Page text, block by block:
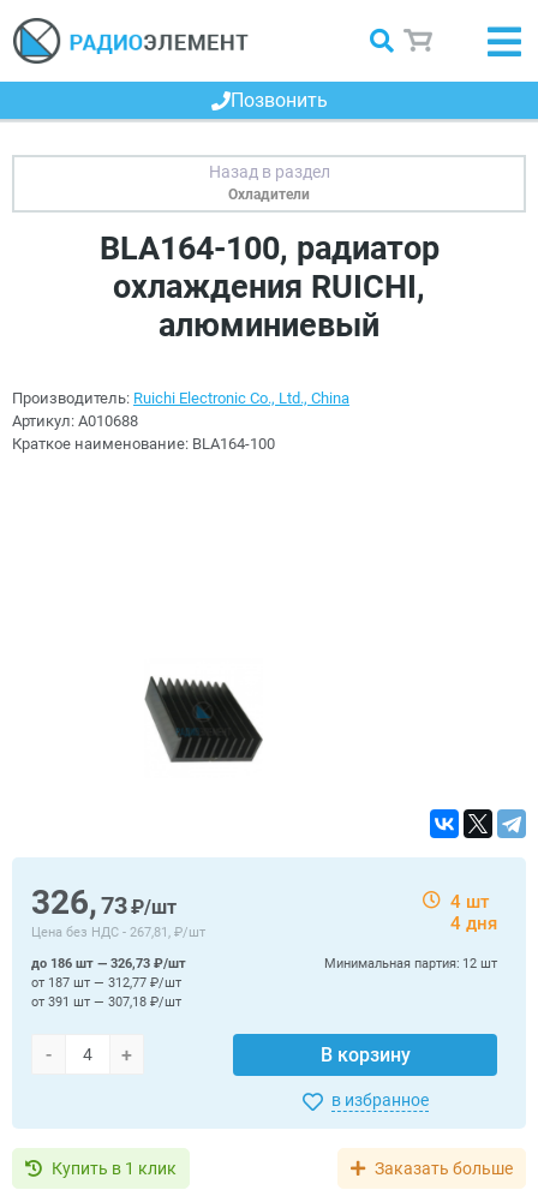
Позвонить
Охладители
BLA164-100, радиатор
охлаждения RUICHI,
алюминиевый
Производитель: Ruichi Electronic Co., Ltd., China
Артикул: A010688
Краткое наименование: BLA164-100
326,73₽/шт
Цена без НДС - 267,81, ₽/шт
4 шт
4 дня
- + В корзину
Минимальная партия: 12 шт
до 186 шт — 326,73 ₽/шт
от 187 шт — 312,77 ₽/шт
от 391 шт — 307,18 ₽/шт
в избранное
Купить в 1 клик Заказать больше